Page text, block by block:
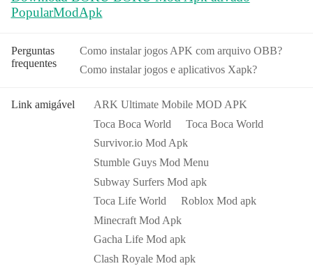
PopularModApk
Perguntas
frequentes
Como instalar jogos APK com arquivo OBB?
Como instalar jogos e aplicativos Xapk?
Link amigável
ARK Ultimate Mobile MOD APK
Toca Boca World
Toca Boca World
Survivor.io Mod Apk
Stumble Guys Mod Menu
Subway Surfers Mod apk
Toca Life World
Roblox Mod apk
Minecraft Mod Apk
Gacha Life Mod apk
Clash Royale Mod apk